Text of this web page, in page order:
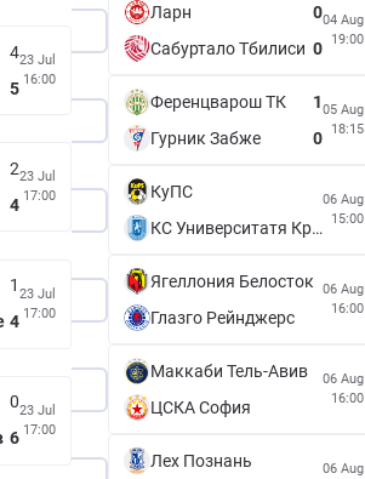
4
5
23 Jul
16:00
2
4
23 Jul
17:00
1
4
23 Jul
17:00
0
6
23 Jul
17:00
Ларн
0
Сабуртало Тбилиси 0
04 Aug
19:00
Ференцварош ТК
1
Гурник Забже
0
05 Aug
18:15
КуПС
КС Университатя Крайова
06 Aug
15:00
Ягеллония Белосток
Глазго Рейнджерс
06 Aug
16:00
Маккаби Тель-Авив
ЦСКА София
06 Aug
16:00
Лех Познань
06 Aug